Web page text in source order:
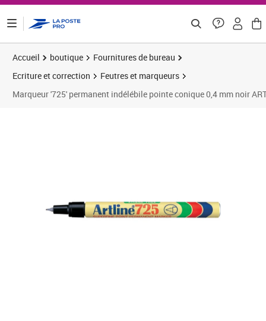
Accueil boutique
Fournitures de bureau
Ecriture et correction
Feutres et marqueurs
Marqueur '725' permanent indélébile pointe conique 0,4 mm noir